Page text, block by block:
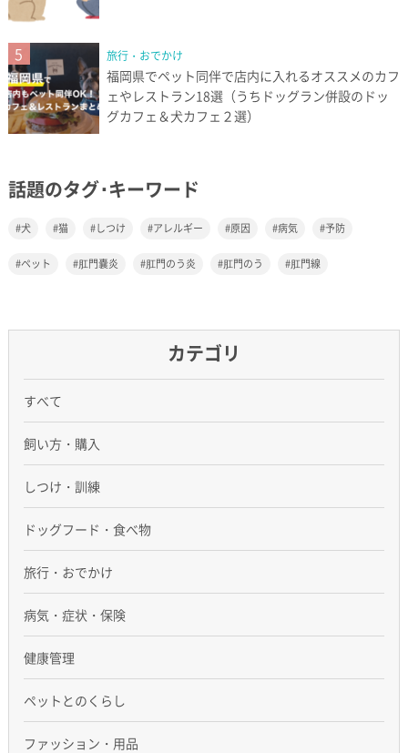
5 旅行・おでかけ
福岡県でペット同伴で店内に入れるオススメのカフ
ェやレストラン18選（うちドッグラン併設のドッ
グカフェ＆犬カフェ２選）
話題のタグ･キーワード
犬 猫 しつけ アレルギー 原因 病気 予防
ペット 肛門嚢炎 肛門のう炎 肛門のう 肛門線
カテゴリ
すべて
飼い方・購入
しつけ・訓練
ドッグフード・食べ物
旅行・おでかけ
病気・症状・保険
健康管理
ペットとのくらし
ファッション・用品